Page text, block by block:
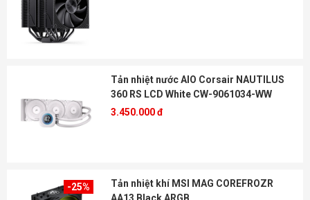
Tản nhiệt nước AIO Corsair NAUTILUS
360 RS LCD White CW-9061034-WW
3.450.000 đ
-25%
Tản nhiệt khí MSI MAG COREFROZR